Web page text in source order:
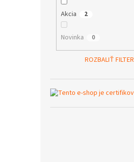
Akcia 2
Novinka 0
ROZBALIŤ FILTER